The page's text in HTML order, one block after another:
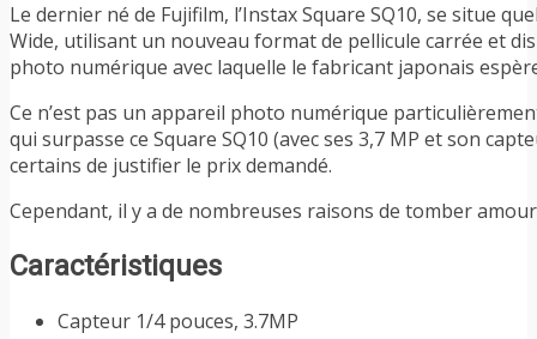
Le dernier né de Fujifilm, l’Instax Square SQ10, se situe
Wide, utilisant un nouveau format de pellicule carrée et
photo numérique avec laquelle le fabricant japonais
Ce n’est pas un appareil photo numérique
qui surpasse ce Square SQ10 (avec ses 3,7 MP et son
certains de justifier le prix demandé.
Cependant, il y a de nombreuses raisons de tomber
Caractéristiques
Capteur 1/4 pouces, 3.7MP